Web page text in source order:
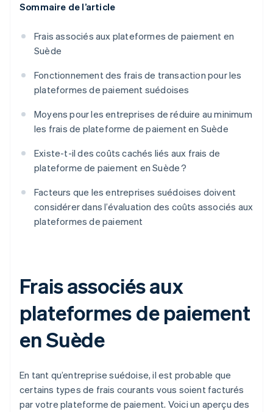
Sommaire de l’article
Frais associés aux plateformes de paiement en
Suède
Fonctionnement des frais de transaction pour les
plateformes de paiement suédoises
Moyens pour les entreprises de réduire au minimum
les frais de plateforme de paiement en Suède
Existe-t-il des coûts cachés liés aux frais de
plateforme de paiement en Suède ?
Facteurs que les entreprises suédoises doivent
considérer dans l’évaluation des coûts associés aux
plateformes de paiement
Frais associés aux
plateformes de paiement
en Suède
En tant qu’entreprise suédoise, il est probable que
certains types de frais courants vous soient facturés
par votre plateforme de paiement. Voici un aperçu des